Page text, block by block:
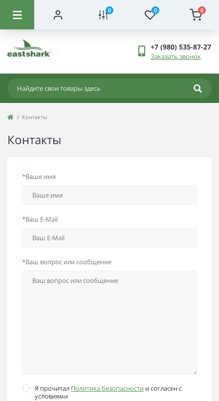
0 0 0
+7 (980) 535-87-27
Заказать звонок
Контакты
Контакты
*Ваше имя
*Ваш E-Mail
*Ваш вопрос или сообщение
Я прочитал Политика безопасности и согласен с
условиями